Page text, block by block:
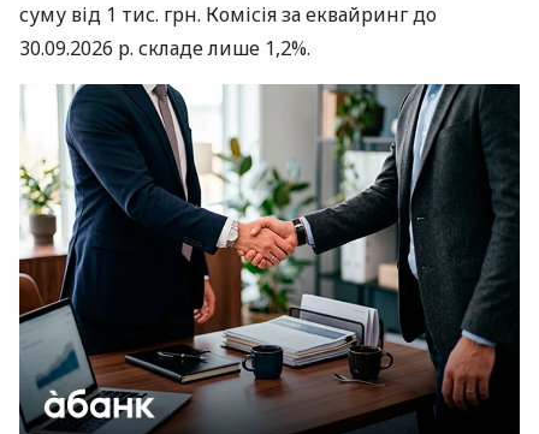
суму від 1 тис. грн. Комісія за еквайринг до
30.09.2026 р. складе лише 1,2%.